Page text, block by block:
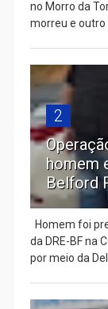
no Morro da
morreu e outro
2
homem
Belford
Homem foi
da DRE-BF na
por meio da